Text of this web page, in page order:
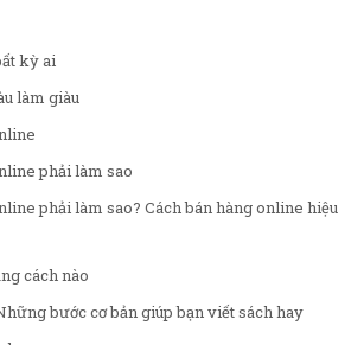
kỳ ai
làm giàu
phải làm sao
phải làm sao? Cách bán hàng online hiệu
cách nào
bước cơ bản giúp bạn viết sách hay